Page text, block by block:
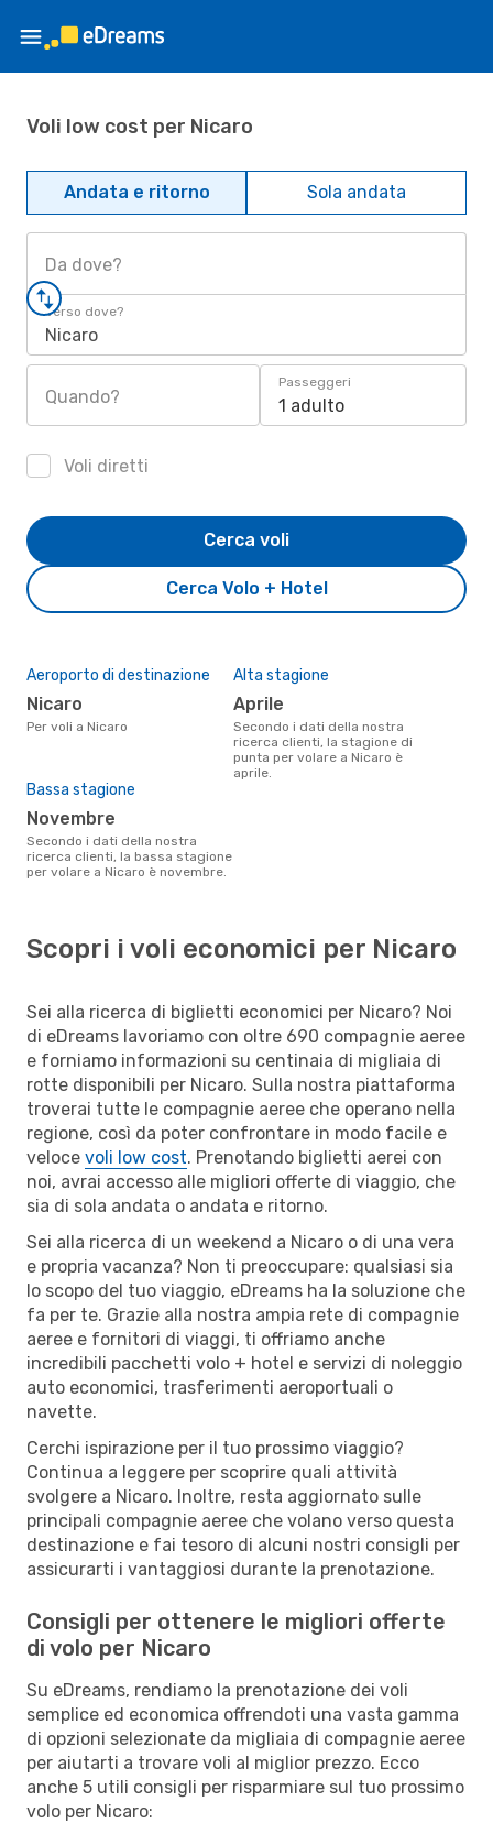
Voli low cost per Nicaro
Andata e ritorno Sola andata
Da dove?
Verso dove?
Nicaro
Quando?
Passeggeri
1 adulto
Voli diretti
Cerca Volo + Hotel
Cerca voli
Aeroporto di destinazione
Nicaro
Per voli a Nicaro
Alta stagione
aprile
Secondo i dati della nostra
ricerca clienti, la stagione di
punta per volare a Nicaro è
aprile.
Bassa stagione
novembre
Secondo i dati della nostra
ricerca clienti, la bassa stagione
per volare a Nicaro è novembre.
Scopri i voli economici per Nicaro
Sei alla ricerca di biglietti economici per Nicaro? Noi
di eDreams lavoriamo con oltre 690 compagnie aeree
e forniamo informazioni su centinaia di migliaia di
rotte disponibili per Nicaro. Sulla nostra piattaforma
troverai tutte le compagnie aeree che operano nella
regione, così da poter confrontare in modo facile e
veloce voli low cost. Prenotando biglietti aerei con
noi, avrai accesso alle migliori offerte di viaggio, che
sia di sola andata o andata e ritorno.
Sei alla ricerca di un weekend a Nicaro o di una vera
e propria vacanza? Non ti preoccupare: qualsiasi sia
lo scopo del tuo viaggio, eDreams ha la soluzione che
fa per te. Grazie alla nostra ampia rete di compagnie
aeree e fornitori di viaggi, ti offriamo anche
incredibili pacchetti volo + hotel e servizi di noleggio
auto economici, trasferimenti aeroportuali o
navette.
Cerchi ispirazione per il tuo prossimo viaggio?
Continua a leggere per scoprire quali attività
svolgere a Nicaro. Inoltre, resta aggiornato sulle
principali compagnie aeree che volano verso questa
destinazione e fai tesoro di alcuni nostri consigli per
assicurarti i vantaggiosi durante la prenotazione.
Consigli per ottenere le migliori offerte
di volo per Nicaro
Su eDreams, rendiamo la prenotazione dei voli
semplice ed economica offrendoti una vasta gamma
di opzioni selezionate da migliaia di compagnie aeree
per aiutarti a trovare voli al miglior prezzo. Ecco
anche 5 utili consigli per risparmiare sul tuo prossimo
volo per Nicaro: